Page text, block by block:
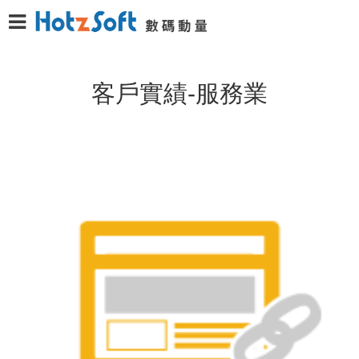
客戶實績-服務業